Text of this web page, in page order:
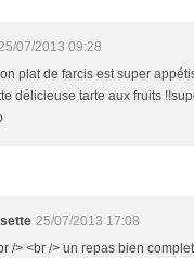
07/2013 09:28
plat de farcis est super
délicieuse tarte aux fruits
25/07/2013 17:08
/> <br /> un repas bien